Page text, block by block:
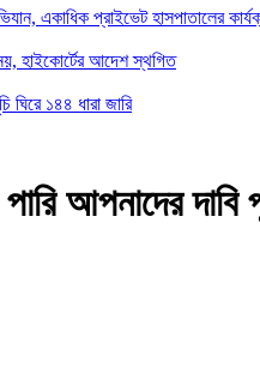
একাধিক প্রাইভেট হাসপাতালের
নয়, হাইকোর্টের আদেশ স্থগিত
ঘিরে ১৪৪ ধারা জারি
আপনাদের